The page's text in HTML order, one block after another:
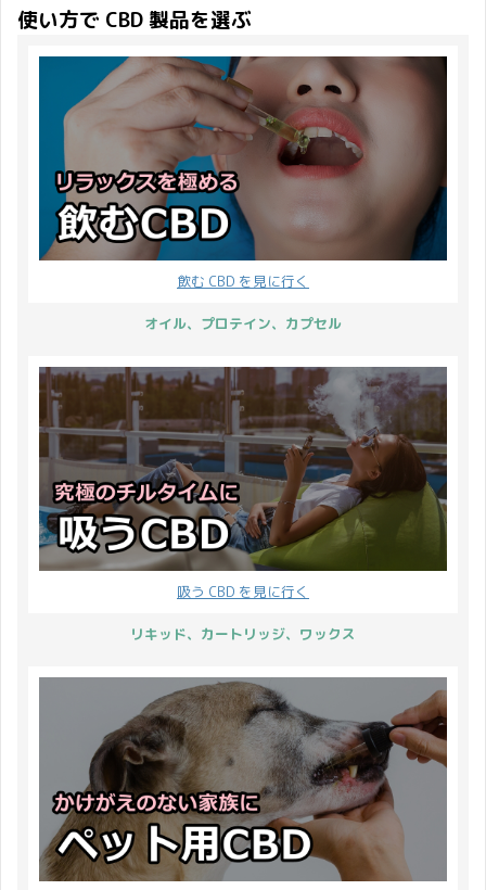
入浴剤であり、特に丸い
コロッとしたものの事を
指します 入浴剤はテルマ
エ大好きジャパニーズの
ライフスタイルの中でも
かなり浸透しているアイ
テム。 世界的にもここま
でラインナップ ...
生の猿が岩場のシラジッ
トを摂取しているのを見
た人間がシラジットが身
体に良いということに気
付き人間にも応用し、未
だにシラジットは人間界
大会など全国で去年より
も多く行われることでし
ょう。 盛り上がりそう
で、今から楽しみですね
♪ CBDMANiA でも夏に向
けて元気になるようなイ
ベントを今日から開催い
たします。 その名も
「CBDMANiA ポイント
26倍 イベント」です！
CBDMANiA のウェブサイ
トでのご購入が対象で
キャンペーンは適用外と
なります ご注意下さいま
せ！ それでは詳細を見て
いき ...
びカンナビノイドの補給
は、私達に大きな恩恵を
もたらすことも様々な研
究により明るみになって
きています。 そこでこの
記事では「医療大麻」の
摂取以外に、エンド・カ
ンナビノイド・システム
を刺激する方法を紹介し
カンナビノイドシステム
を刺激するメリット まず
はエンドカンナビノイド
システムを刺激するメリ
ットを説明します。 大麻
植物に含まれるカンナビ
ノイドは私達の体 ...
使い方で CBD 製品を選ぶ
飲む CBD を見に行く
オイル、プロテイン、カプセル
吸う CBD を見に行く
リキッド、カートリッジ、ワックス